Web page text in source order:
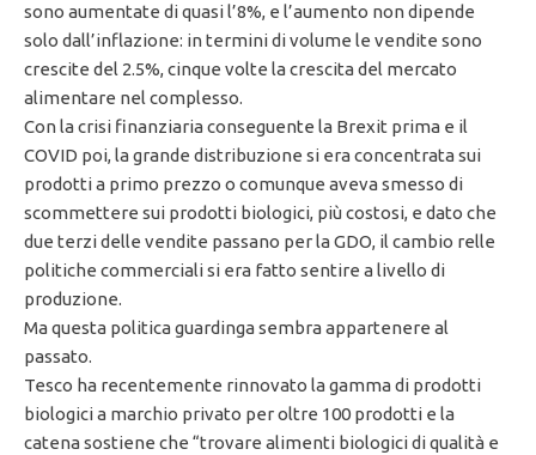
sono aumentate di quasi l’8%, e l’aumento non dipende
solo dall’inflazione: in termini di volume le vendite sono
crescite del 2.5%, cinque volte la crescita del mercato
alimentare nel complesso.
Con la crisi finanziaria conseguente la Brexit prima e il
COVID poi, la grande distribuzione si era concentrata sui
prodotti a primo prezzo o comunque aveva smesso di
scommettere sui prodotti biologici, più costosi, e dato che
due terzi delle vendite passano per la GDO, il cambio relle
politiche commerciali si era fatto sentire a livello di
produzione.
Ma questa politica guardinga sembra appartenere al
passato.
Tesco ha recentemente rinnovato la gamma di prodotti
biologici a marchio privato per oltre 100 prodotti e la
catena sostiene che “trovare alimenti biologici di qualità e